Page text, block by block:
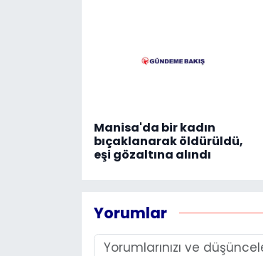
Manisa'da bir kadın
bıçaklanarak öldürüldü,
eşi gözaltına alındı
Yorumlar